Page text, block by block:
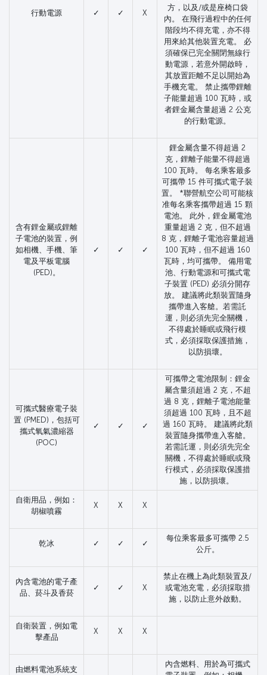
行動電源 ✓ ✓ X
方，以及/或是座椅口袋
內。 在飛行過程中的任何
階段均不得充電，亦不得
用來給其他裝置充電。 必
須確保已完全關閉無線行
動電源，若意外開啟時，
其放置距離不足以開始為
手機充電。 禁止攜帶鋰離
子能量超過 100 瓦時，或
者鋰金屬含量超過 2 公克
的行動電源。
含有鋰金屬或鋰離
子電池的裝置，例
如相機、手機、筆
電及平板電腦
(PED)。
✓ ✓ ✓
鋰金屬含量不得超過 2
克，鋰離子能量不得超過
100 瓦時。 每名乘客最多
可攜帶 15 件可攜式電子裝
置。 *聯營航空公司可能核
准每名乘客攜帶超過 15 顆
電池。 此外，鋰金屬電池
重量超過 2 克，但不超過
8 克，鋰離子電池容量超過
100 瓦時，但不超過 160
瓦時，均可攜帶。 備用電
池、行動電源和可攜式電
子裝置 (PED) 必須分開存
放。 建議將此類裝置隨身
攜帶進入客艙。若需託
運，則必須先完全關機，
不得處於睡眠或飛行模
式，必須採取保護措施，
以防損壞。
可攜式醫療電子裝
置 (PMED)，包括可
攜式氧氣濃縮器
(POC)
✓ ✓ ✓
可攜帶之電池限制：鋰金
屬含量須超過 2 克，不超
過 8 克，鋰離子電池能量
須超過 100 瓦時，且不超
過 160 瓦時。 建議將此類
裝置隨身攜帶進入客艙。
若需託運，則必須先完全
關機，不得處於睡眠或飛
行模式，必須採取保護措
施，以防損壞。
自衛用品，例如：
胡椒噴霧
X X X
乾冰 ✓ ✓ ✓
每位乘客最多可攜帶 2.5
公斤。
內含電池的電子產
品、菸斗及香菸
✓ ✓ X
禁止在機上為此類裝置及/
或電池充電，必須採取措
施，以防止意外啟動。
自衛裝置，例如電
擊產品
X X X
由燃料電池系統支
內含燃料、用於為可攜式